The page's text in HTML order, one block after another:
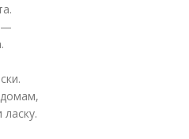
—
ласку.